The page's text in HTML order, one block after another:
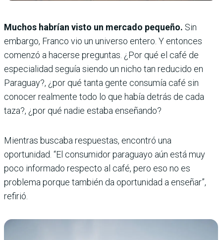
Muchos habrían visto un mercado pequeño. Sin
embargo, Franco vio un universo entero. Y entonces
comenzó a hacerse preguntas. ¿Por qué el café de
especialidad seguía siendo un nicho tan reducido en
Paraguay?, ¿por qué tanta gente consumía café sin
conocer realmente todo lo que había detrás de cada
taza?, ¿por qué nadie estaba enseñando?
Mientras buscaba respuestas, encontró una
oportunidad. “El consumidor paraguayo aún está muy
poco informado respecto al café, pero eso no es
problema porque también da oportunidad a enseñar”,
refirió.